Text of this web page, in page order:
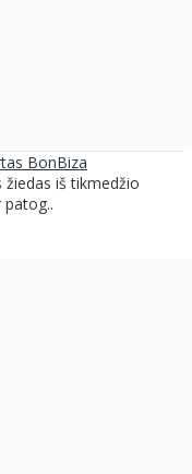
BonBiza
žiedas iš tikmedžio